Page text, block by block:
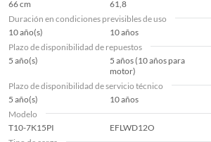
66 cm 61,8
Duración en condiciones previsibles de uso
10 año(s)
10 años
Plazo de disponibilidad de repuestos
5 año(s)
5 años (10 años para
motor)
Plazo de disponibilidad de servicio técnico
5 año(s)
10 años
Modelo
T10-7K15PI
EFLWD12O